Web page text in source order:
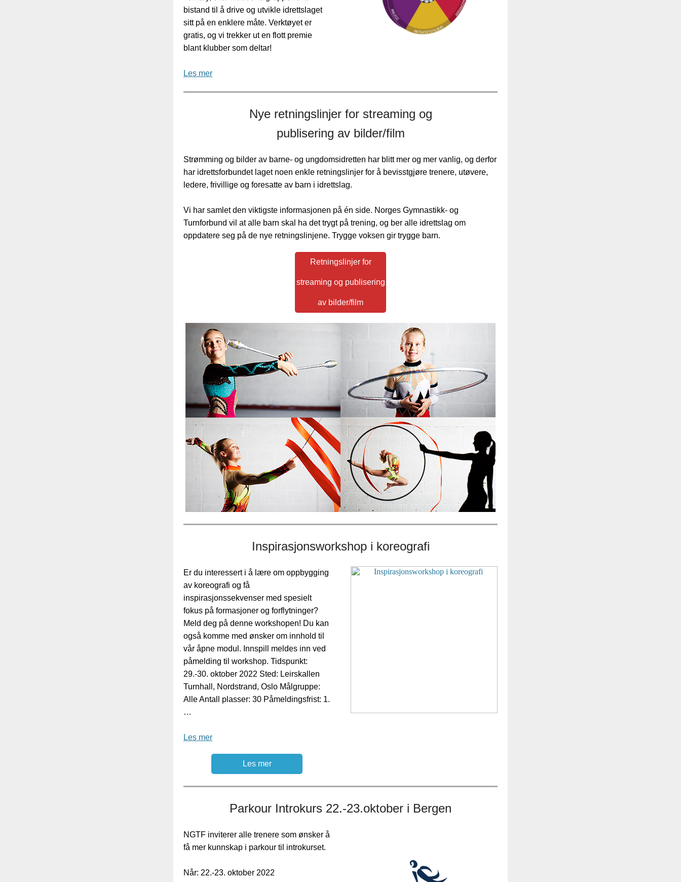
bistand til å drive og utvikle idrettslaget
sitt på en enklere måte. Verktøyet er
gratis, og vi trekker ut en flott premie
blant klubber som deltar!
Les mer
Nye retningslinjer for streaming og
publisering av bilder/film
Strømming og bilder av barne- og ungdomsidretten har blitt mer og mer vanlig, og derfor
har idrettsforbundet laget noen enkle retningslinjer for å bevisstgjøre trenere, utøvere,
ledere, frivillige og foresatte av barn i idrettslag.
Vi har samlet den viktigste informasjonen på én side. Norges Gymnastikk- og
Turnforbund vil at alle barn skal ha det trygt på trening, og ber alle idrettslag om
oppdatere seg på de nye retningslinjene. Trygge voksen gir trygge barn.
Retningslinjer for
streaming og publisering
av bilder/film
Inspirasjonsworkshop i koreografi
Er du interessert i å lære om oppbygging
av koreografi og få
inspirasjonssekvenser med spesielt
fokus på formasjoner og forflytninger?
Meld deg på denne workshopen! Du kan
også komme med ønsker om innhold til
vår åpne modul. Innspill meldes inn ved
påmelding til workshop. Tidspunkt:
29.-30. oktober 2022 Sted: Leirskallen
Turnhall, Nordstrand, Oslo Målgruppe:
Alle Antall plasser: 30 Påmeldingsfrist: 1.
…
Les mer
Les mer
Parkour Introkurs 22.-23.oktober i Bergen
NGTF inviterer alle trenere som ønsker å
få mer kunnskap i parkour til introkurset.
Når: 22.-23. oktober 2022